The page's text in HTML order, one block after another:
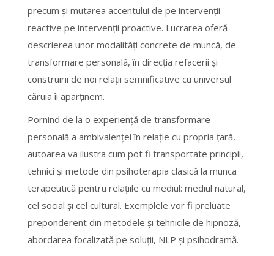
precum și mutarea accentului de pe intervenții
reactive pe intervenții proactive. Lucrarea oferă
descrierea unor modalităţi concrete de muncă, de
transformare personală, în direcția refacerii şi
construirii de noi relații semnificative cu universul
căruia îi aparținem.
Pornind de la o experiență de transformare
personală a ambivalenței în relație cu propria țară,
autoarea va ilustra cum pot fi transportate principii,
tehnici şi metode din psihoterapia clasică la munca
terapeutică pentru relațiile cu mediul: mediul natural,
cel social şi cel cultural. Exemplele vor fi preluate
preponderent din metodele şi tehnicile de hipnoză,
abordarea focalizată pe soluții, NLP și psihodramă.